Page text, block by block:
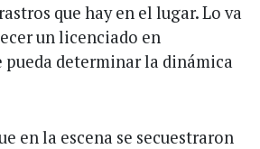
que hay en el lugar. Lo va
un licenciado en
determinar la dinámica
en la escena se secuestraron